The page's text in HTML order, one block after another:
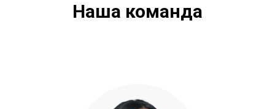
Наша команда